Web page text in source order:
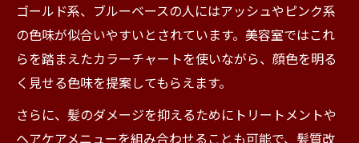
ゴールド系、ブルーベースの人にはアッシュやピンク系
の色味が似合いやすいとされています。美容室ではこれ
らを踏まえたカラーチャートを使いながら、顔色を明る
く見せる色味を提案してもらえます。
さらに、髪のダメージを抑えるためにトリートメントや
ヘアケアメニューを組み合わせることも可能で、髪質改